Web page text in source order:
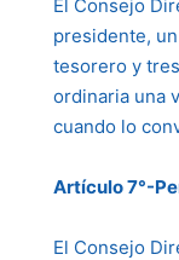
El Consejo
presidente,
tesorero y
ordinaria una
cuando lo
Artículo 7°-
El Consejo